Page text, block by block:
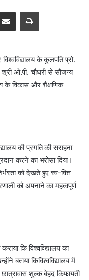
Share via Email Print
के कुलपति प्रो.
ओ.पी. चौधरी से सौजन्य
के विकास और शैक्षणिक
की प्रगति की सराहना
करने का भरोसा दिया।
को देखते हुए स्व-वित्त
को अपनाने का महत्वपूर्ण
कि विश्वविद्यालय का
बताया किविश्वविद्यालय में
छात्रावास शुल्क बेहद किफायती